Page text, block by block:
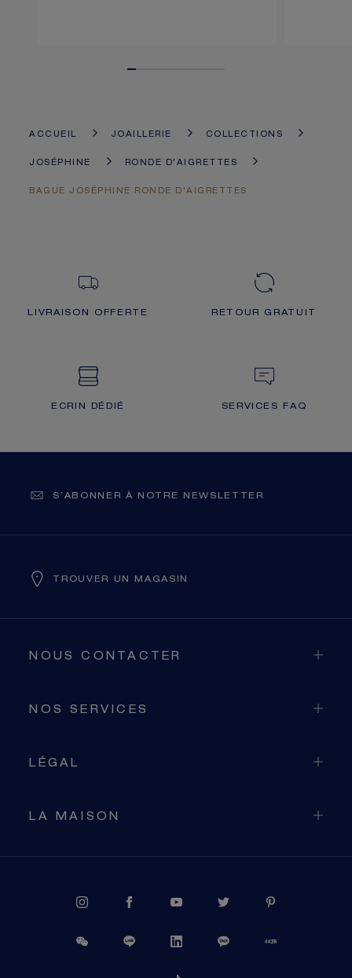
ACCUEIL JOAILLERIE COLLECTIONS
JOSÉPHINE RONDE D'AIGRETTES
BAGUE JOSÉPHINE RONDE D'AIGRETTES
LIVRAISON OFFERTE RETOUR GRATUIT
ECRIN DÉDIÉ SERVICES FAQ
S’ABONNER À NOTRE NEWSLETTER
TROUVER UN MAGASIN
NOUS CONTACTER
NOS SERVICES
LÉGAL
LA MAISON